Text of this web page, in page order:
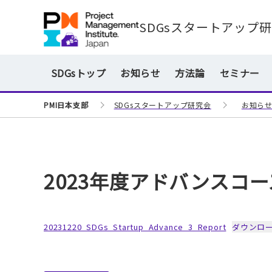
SDGsスタートアップ
SDGsトップ お知らせ 方法論 セミナー
PMI日本支部 SDGsスタートアップ研究会 お知らせ
2023年度アドバンスコ
20231220_SDGs_Startup_Advance_3_Report ダウンロ